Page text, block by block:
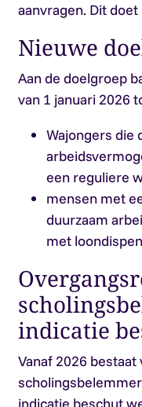
aanvragen. Dit
Nieuwe
Aan de doelgroep
van 1 januari 2026
Wajongers die
een reguliere
mensen met
duurzaam
met
indicatie
Vanaf 2026